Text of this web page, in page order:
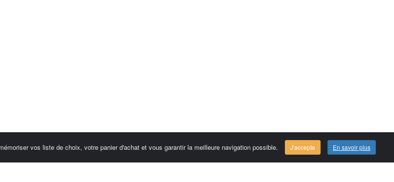
vos liste de choix, votre panier d'achat et vous garantir la meilleure navigation possible. J'accepte En savoir plus